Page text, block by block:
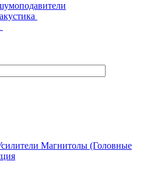
Магнитолы (Головные